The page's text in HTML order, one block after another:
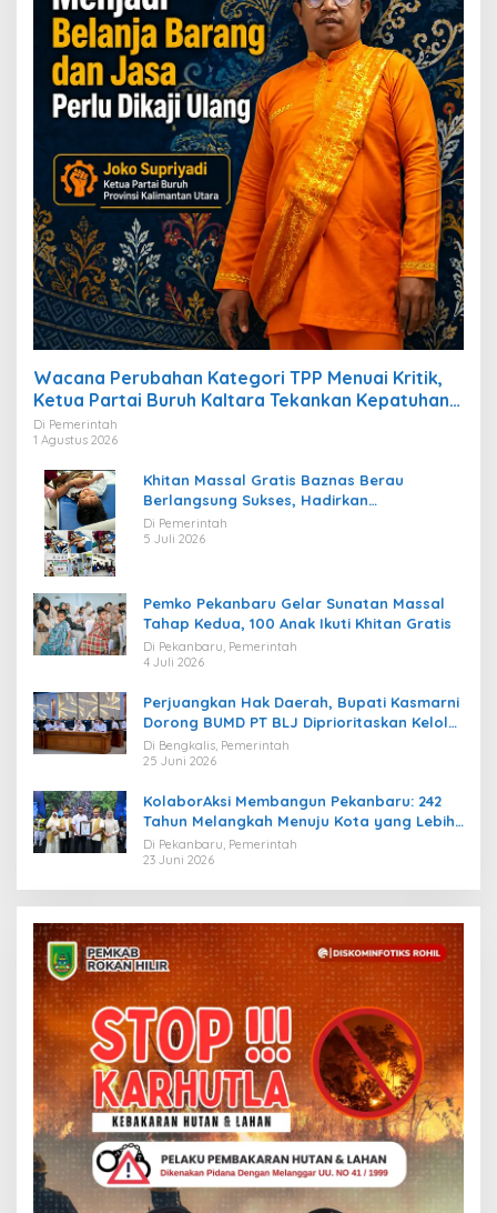
Wacana Perubahan Kategori TPP Menuai Kritik,
Ketua Partai Buruh Kaltara Tekankan Kepatuhan
Regulasi
Di Pemerintah
1 Agustus 2026
Khitan Massal Gratis Baznas Berau
Berlangsung Sukses, Hadirkan
Kebahagiaan bagi Puluhan Anak
Di Pemerintah
5 Juli 2026
Pemko Pekanbaru Gelar Sunatan Massal
Tahap Kedua, 100 Anak Ikuti Khitan Gratis
Di Pekanbaru, Pemerintah
4 Juli 2026
Perjuangkan Hak Daerah, Bupati Kasmarni
Dorong BUMD PT BLJ Diprioritaskan Kelola
Migas
Di Bengkalis, Pemerintah
25 Juni 2026
KolaborAksi Membangun Pekanbaru: 242
Tahun Melangkah Menuju Kota yang Lebih
Maju
Di Pekanbaru, Pemerintah
23 Juni 2026